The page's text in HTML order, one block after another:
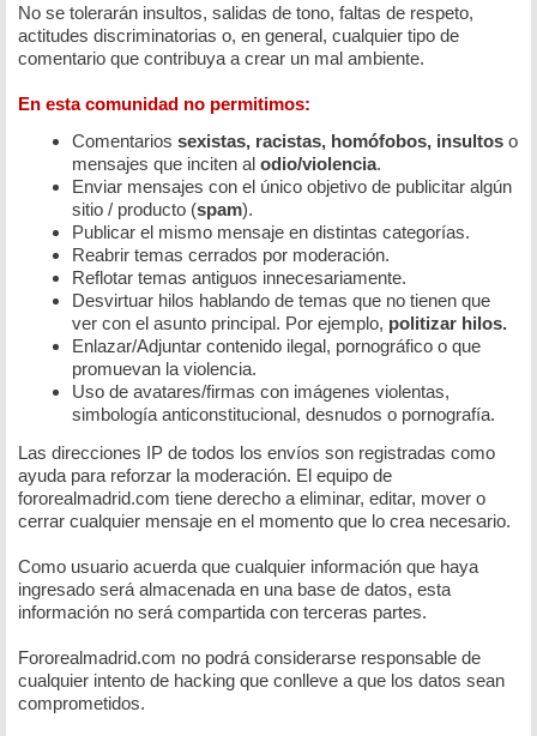
No se tolerarán insultos, salidas de tono, faltas de respeto,
actitudes discriminatorias o, en general, cualquier tipo de
comentario que contribuya a crear un mal ambiente.
En esta comunidad no permitimos:
Comentarios sexistas, racistas, homófobos, insultos o
mensajes que inciten al odio/violencia.
Enviar mensajes con el único objetivo de publicitar algún
sitio / producto (spam).
Publicar el mismo mensaje en distintas categorías.
Reabrir temas cerrados por moderación.
Reflotar temas antiguos innecesariamente.
Desvirtuar hilos hablando de temas que no tienen que
ver con el asunto principal. Por ejemplo, politizar hilos.
Enlazar/Adjuntar contenido ilegal, pornográfico o que
promuevan la violencia.
Uso de avatares/firmas con imágenes violentas,
simbología anticonstitucional, desnudos o pornografía.
Las direcciones IP de todos los envíos son registradas como
ayuda para reforzar la moderación. El equipo de
fororealmadrid.com tiene derecho a eliminar, editar, mover o
cerrar cualquier mensaje en el momento que lo crea necesario.
Como usuario acuerda que cualquier información que haya
ingresado será almacenada en una base de datos, esta
información no será compartida con terceras partes.
Fororealmadrid.com no podrá considerarse responsable de
cualquier intento de hacking que conlleve a que los datos sean
comprometidos.